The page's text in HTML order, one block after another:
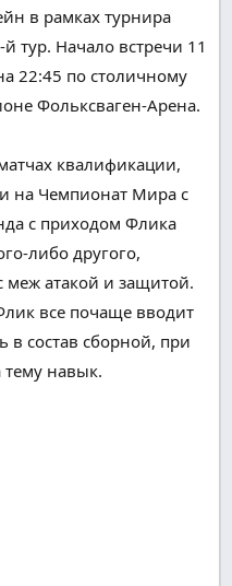
в рамках турнира
тур. Начало встречи 11
22:45 по столичному
Фольксваген-Арена.
квалификации,
на Чемпионат Мира с
с приходом Флика
либо другого,
меж атакой и защитой.
все почаще вводит
в состав сборной, при
тему навык.